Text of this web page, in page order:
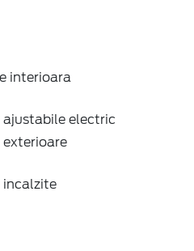
interioara
electric